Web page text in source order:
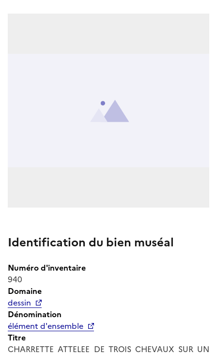
Identification du bien muséal
Numéro d'inventaire
940
Domaine
dessin
Dénomination
élément d'ensemble
Titre
CHARRETTE ATTELEE DE TROIS CHEVAUX SUR UN